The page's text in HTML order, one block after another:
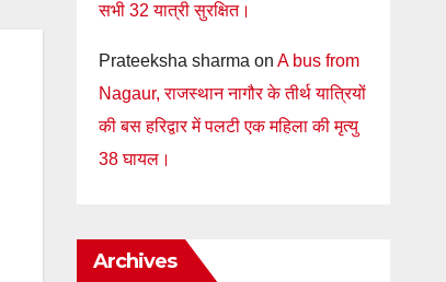
सभी 32 यात्री सुरक्षित।
Prateeksha sharma on A bus from
Nagaur, राजस्थान नागौर के तीर्थ यात्रियों
की बस हरिद्वार में पलटी एक महिला की मृत्यु
38 घायल।
Archives